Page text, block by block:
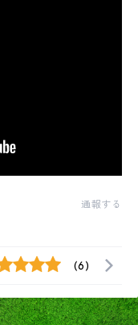
通報する
(6)